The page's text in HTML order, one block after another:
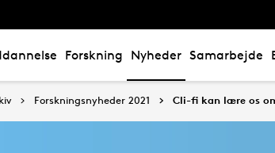
Forskning Nyheder Samarbejde
Forskningsnyheder 2021 Cli-fi kan lære os